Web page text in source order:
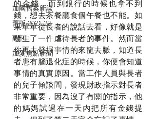
加國舊案新談
舊版 2021-22
副刊
加愛焦點新聞
的金錢，而到銀行的時候也拿不到
錢，想去茶餐廳食個午餐也不能。如
果單單從長者的說話去看，好像就是
發生了一件虐待長者的事件。然而當
你再去發掘事情的來龍去脈，知道長
者患有腦退化症的時候，你便會知道
事情的真實原因。當工作人員與長者
的兒子傾談間，發現財政指示對長者
非常重要，因為沒了有關的指示，他
的媽媽試過在一天內把所有金錢提